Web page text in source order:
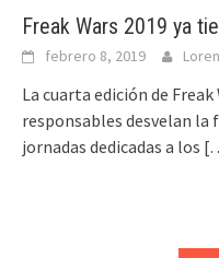
Freak Wars 2019 ya
febrero 8, 2019
La cuarta edición de Freak
responsables desvelan la
jornadas dedicadas a los